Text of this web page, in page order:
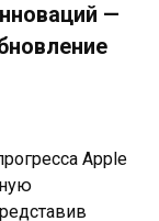
—
Apple